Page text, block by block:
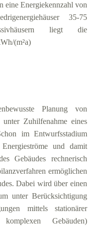
eine Energiekennzahl von
35-75
liegt die
(m²a)
Planung von
Zuhilfenahme eines
im Entwurfsstadium
und damit
Gebäudes rechnerisch
ermöglichen
Dabei wird über einen
unter Berücksichtigung
mittels stationärer
Gebäuden)